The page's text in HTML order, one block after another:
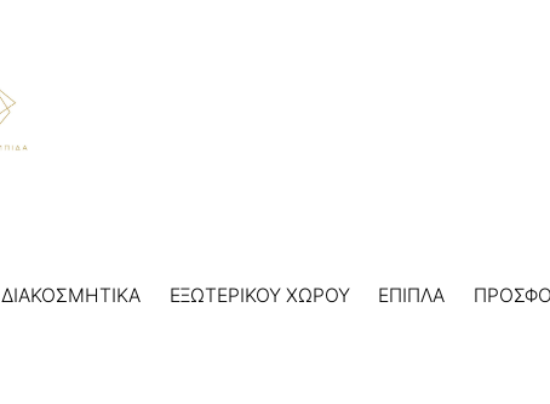
ΔΙΑΚΟΣΜΗΤΙΚΑ ΕΞΩΤΕΡΙΚΟΥ ΧΩΡΟΥ ΕΠΙΠΛΑ